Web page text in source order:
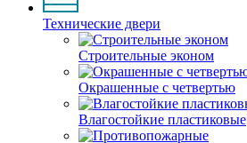
Технические двери
Строительные эконом
Окрашенные с четвертью
Влагостойкие пластиковые